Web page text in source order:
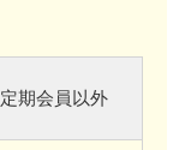
定期会員以外